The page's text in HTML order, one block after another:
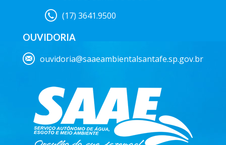
(17) 3641.9500
OUVIDORIA
ouvidoria@saaeambientalsantafe.sp.gov.br